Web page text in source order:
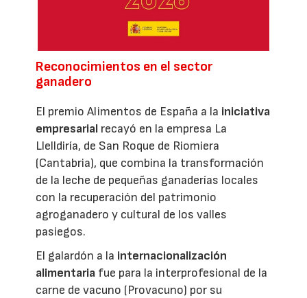
Reconocimientos en el sector
ganadero
El premio Alimentos de España a la iniciativa
empresarial recayó en la empresa La
Llelldiría, de San Roque de Riomiera
(Cantabria), que combina la transformación
de la leche de pequeñas ganaderías locales
con la recuperación del patrimonio
agroganadero y cultural de los valles
pasiegos.
El galardón a la internacionalización
alimentaria fue para la interprofesional de la
carne de vacuno (Provacuno) por su